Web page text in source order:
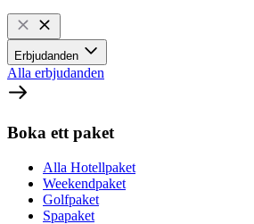
Erbjudanden
Alla erbjudanden
Boka ett paket
Alla Hotellpaket
Weekendpaket
Golfpaket
Spapaket